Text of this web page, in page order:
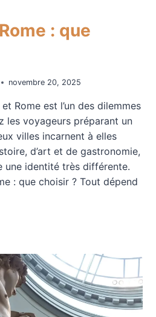
: que
novembre 20, 2025
Rome est l’un des dilemmes
les voyageurs préparant un
villes incarnent à elles
d’art et de gastronomie,
une identité très différente.
: que choisir ? Tout dépend